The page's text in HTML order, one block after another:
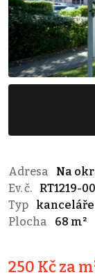
Adresa
Na
Ev. č.
RT1219-
Typ
kanceláře
Plocha
68 m²
250 Kč za